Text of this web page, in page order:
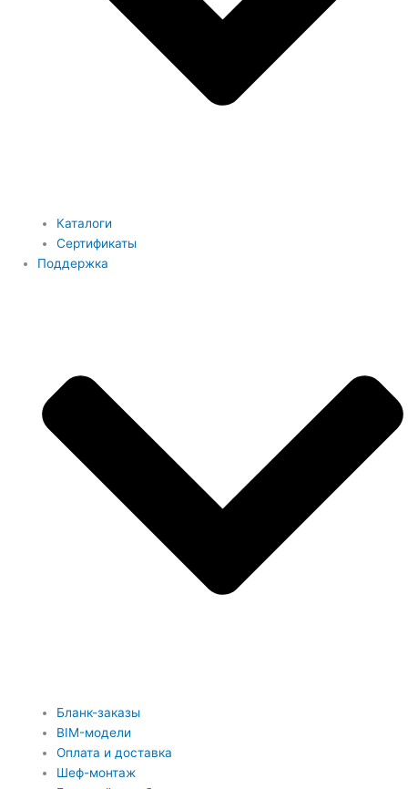
Каталоги
Сертификаты
Поддержка
Бланк-заказы
BIM-модели
Оплата и доставка
Шеф-монтаж